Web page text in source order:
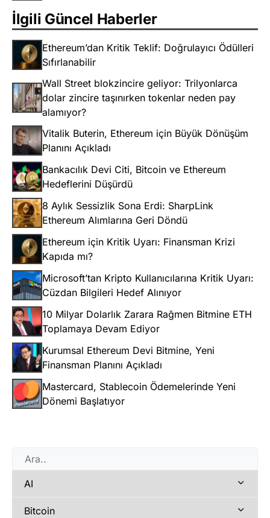
İlgili Güncel Haberler
Ethereum’dan Kritik Teklif: Doğrulayıcı Ödülleri
Sıfırlanabilir
Wall Street blokzincire geliyor: Trilyonlarca
dolar zincire taşınırken tokenlar neden pay
alamıyor?
Vitalik Buterin, Ethereum için Büyük Dönüşüm
Planını Açıkladı
Bankacılık Devi Citi, Bitcoin ve Ethereum
Hedeflerini Düşürdü
8 Aylık Sessizlik Sona Erdi: SharpLink
Ethereum Alımlarına Geri Döndü
Ethereum için Kritik Uyarı: Finansman Krizi
Kapıda mı?
Microsoft’tan Kripto Kullanıcılarına Kritik Uyarı:
Cüzdan Bilgileri Hedef Alınıyor
10 Milyar Dolarlık Zarara Rağmen Bitmine ETH
Toplamaya Devam Ediyor
Kurumsal Ethereum Devi Bitmine, Yeni
Finansman Planını Açıkladı
Mastercard, Stablecoin Ödemelerinde Yeni
Dönemi Başlatıyor
AI
Bitcoin